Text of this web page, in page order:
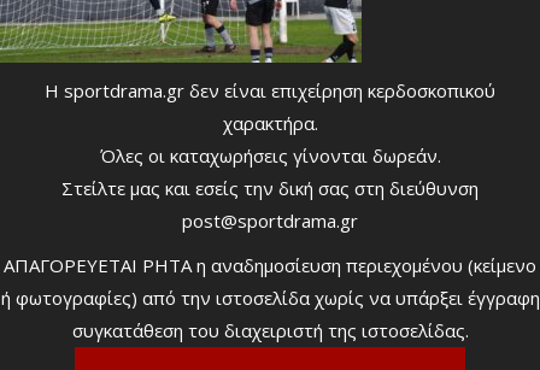
Η sportdrama.gr δεν είναι επιχείρηση κερδοσκοπικού
χαρακτήρα.
Όλες οι καταχωρήσεις γίνονται δωρεάν.
Στείλτε μας και εσείς την δική σας στη διεύθυνση
post@sportdrama.gr
ΑΠΑΓΟΡΕΥΕΤΑΙ ΡΗΤΑ η αναδημοσίευση περιεχομένου (κείμενο
ή φωτογραφίες) από την ιστοσελίδα χωρίς να υπάρξει έγγραφη
συγκατάθεση του διαχειριστή της ιστοσελίδας.